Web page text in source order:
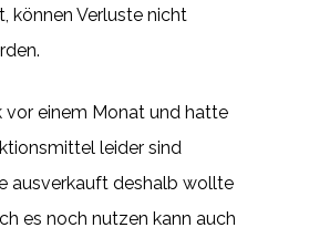
können Verluste nicht
vor einem Monat und hatte
leider sind
ausverkauft deshalb wollte
es noch nutzen kann auch